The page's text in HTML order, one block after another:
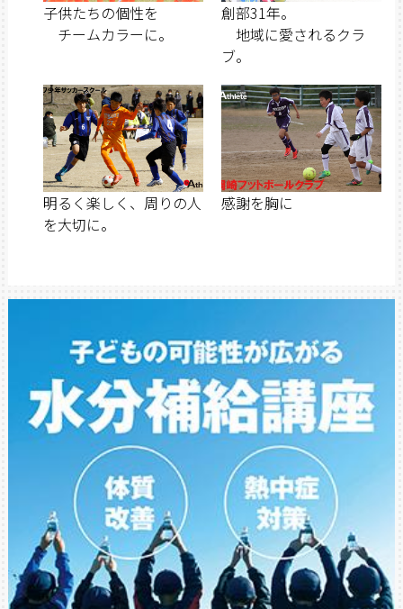
子供たちの個性を
チームカラーに。
創部31年。
地域に愛されるクラ
ブ。
明るく楽しく、周りの人
を大切に。
感謝を胸に